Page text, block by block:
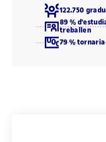
122.750
89 %
treballen
79 % tornaria